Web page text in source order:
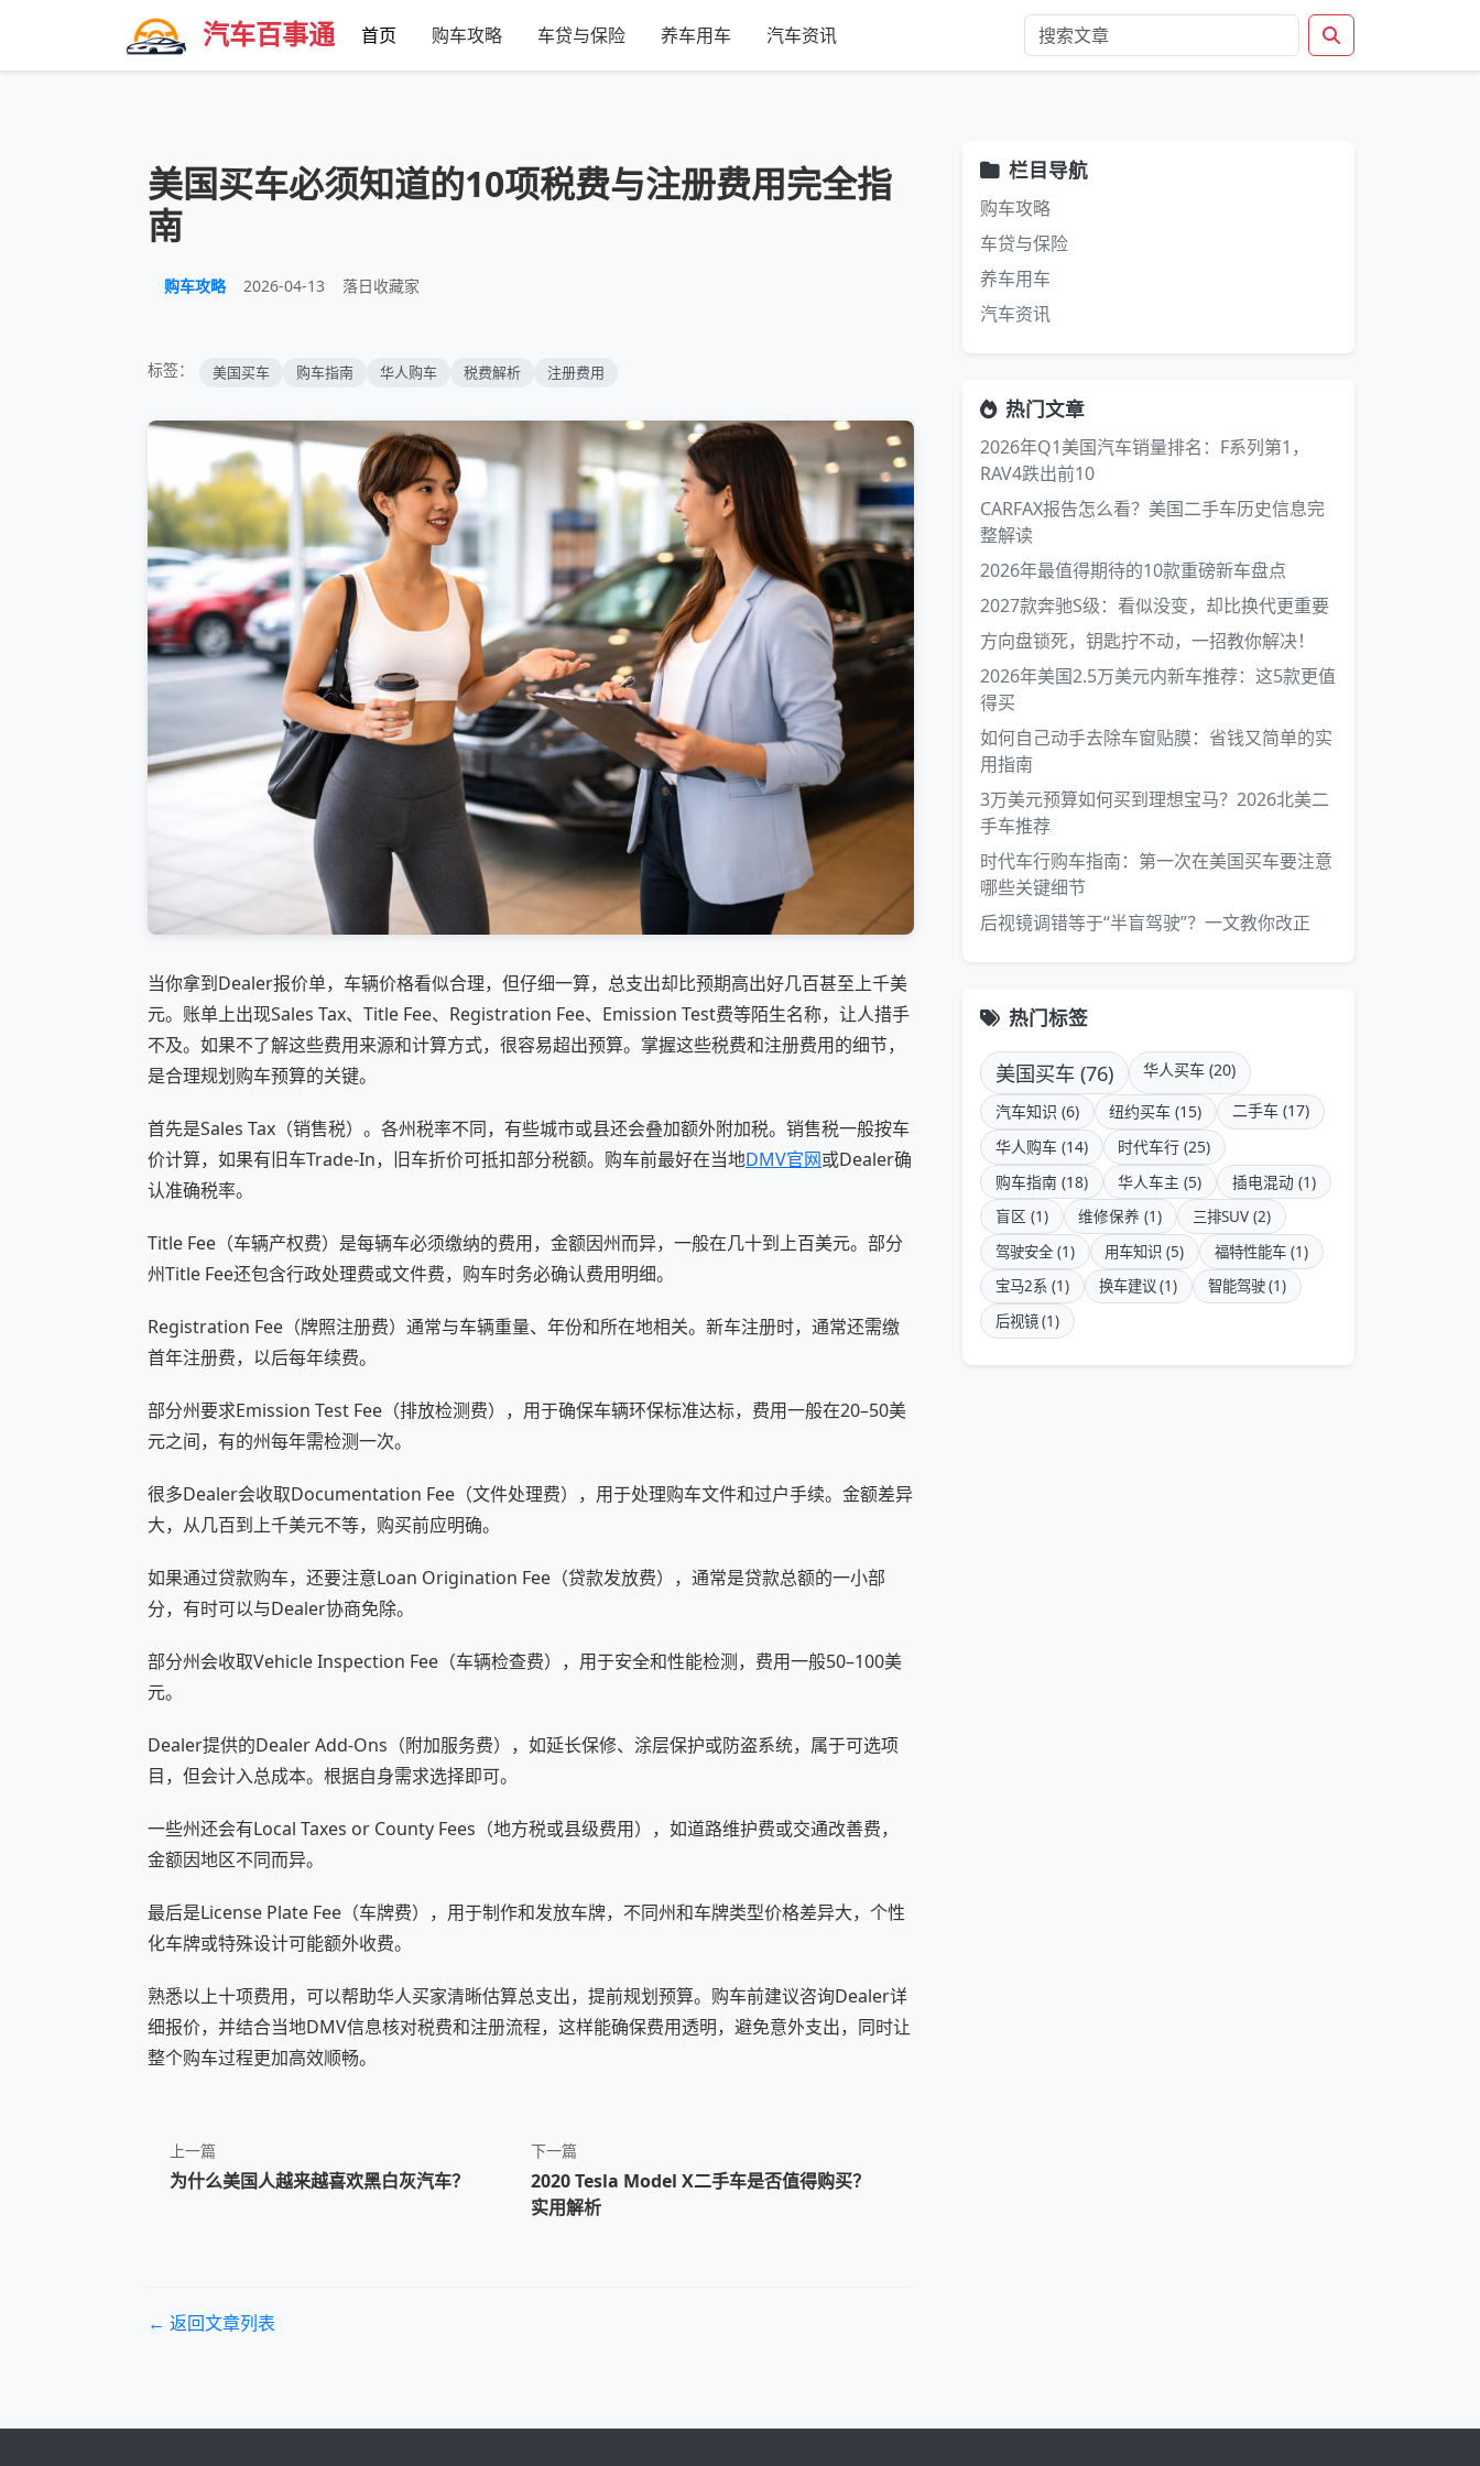
汽车百事通 首页 购车攻略 车贷与保险 养车用车 汽车资讯
美国买车必须知道的10项税费与注册费用完全指
南
购车攻略 2026-04-13 落日收藏家
标签： 美国买车 购车指南 华人购车 税费解析 注册费用
当你拿到Dealer报价单，车辆价格看似合理，但仔细一算，总支出却比预期高出好几百甚至上千美
元。账单上出现Sales Tax、Title Fee、Registration Fee、Emission Test费等陌生名称，让人措手
不及。如果不了解这些费用来源和计算方式，很容易超出预算。掌握这些税费和注册费用的细节，
是合理规划购车预算的关键。
首先是Sales Tax（销售税）。各州税率不同，有些城市或县还会叠加额外附加税。销售税一般按车
价计算，如果有旧车Trade‑In，旧车折价可抵扣部分税额。购车前最好在当地DMV官网或Dealer确
认准确税率。
Title Fee（车辆产权费）是每辆车必须缴纳的费用，金额因州而异，一般在几十到上百美元。部分
州Title Fee还包含行政处理费或文件费，购车时务必确认费用明细。
Registration Fee（牌照注册费）通常与车辆重量、年份和所在地相关。新车注册时，通常还需缴
首年注册费，以后每年续费。
部分州要求Emission Test Fee（排放检测费），用于确保车辆环保标准达标，费用一般在20–50美
元之间，有的州每年需检测一次。
很多Dealer会收取Documentation Fee（文件处理费），用于处理购车文件和过户手续。金额差异
大，从几百到上千美元不等，购买前应明确。
如果通过贷款购车，还要注意Loan Origination Fee（贷款发放费），通常是贷款总额的一小部
分，有时可以与Dealer协商免除。
部分州会收取Vehicle Inspection Fee（车辆检查费），用于安全和性能检测，费用一般50–100美
元。
Dealer提供的Dealer Add-Ons（附加服务费），如延长保修、涂层保护或防盗系统，属于可选项
目，但会计入总成本。根据自身需求选择即可。
一些州还会有Local Taxes or County Fees（地方税或县级费用），如道路维护费或交通改善费，
金额因地区不同而异。
最后是License Plate Fee（车牌费），用于制作和发放车牌，不同州和车牌类型价格差异大，个性
化车牌或特殊设计可能额外收费。
熟悉以上十项费用，可以帮助华人买家清晰估算总支出，提前规划预算。购车前建议咨询Dealer详
细报价，并结合当地DMV信息核对税费和注册流程，这样能确保费用透明，避免意外支出，同时让
整个购车过程更加高效顺畅。
上一篇
为什么美国人越来越喜欢黑白灰汽车？
下一篇
2020 Tesla Model X二手车是否值得购买？
实用解析
← 返回文章列表
栏目导航
购车攻略
车贷与保险
养车用车
汽车资讯
热门文章
2026年Q1美国汽车销量排名：F系列第1，
RAV4跌出前10
CARFAX报告怎么看？美国二手车历史信息完
整解读
2026年最值得期待的10款重磅新车盘点
2027款奔驰S级：看似没变，却比换代更重要
方向盘锁死，钥匙拧不动，一招教你解决！
2026年美国2.5万美元内新车推荐：这5款更值
得买
如何自己动手去除车窗贴膜：省钱又简单的实
用指南
3万美元预算如何买到理想宝马？2026北美二
手车推荐
时代车行购车指南：第一次在美国买车要注意
哪些关键细节
后视镜调错等于“半盲驾驶”？一文教你改正
热门标签
美国买车 (76) 华人买车 (20)
汽车知识 (6) 纽约买车 (15)
二手车 (17)
华人购车 (14)
时代车行 (25)
购车指南 (18)
华人车主 (5)
插电混动 (1)
盲区 (1)
维修保养 (1)
三排SUV (2)
驾驶安全 (1)
用车知识 (5)
福特性能车 (1)
宝马2系 (1)
换车建议 (1)
智能驾驶 (1)
后视镜 (1)